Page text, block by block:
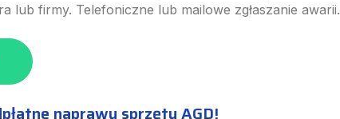
lub firmy. Telefoniczne lub mailowe zgłaszanie awarii.
naprawy sprzętu AGD!